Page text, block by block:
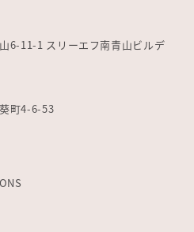
6-11-1 スリーエフ南青山ビルデ
町4-6-53